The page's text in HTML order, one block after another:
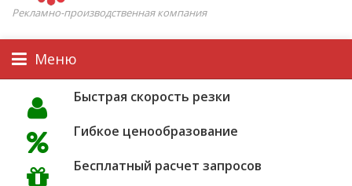
Рекламно-производственная компания
Меню
Быстрая скорость резки
Гибкое ценообразование
Бесплатный расчет запросов